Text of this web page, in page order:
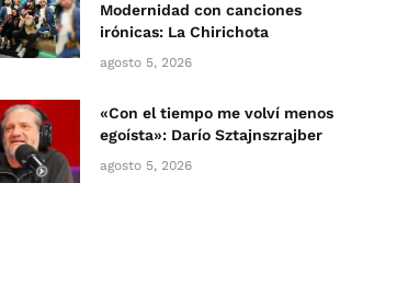
Modernidad con canciones
irónicas: La Chirichota
agosto 5, 2026
«Con el tiempo me volví menos
egoísta»: Darío Sztajnszrajber
agosto 5, 2026